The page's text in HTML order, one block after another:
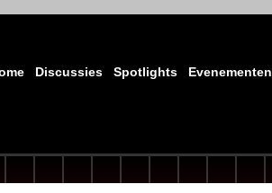
Discussies Spotlights Evenementen